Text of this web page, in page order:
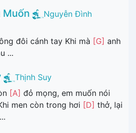
Muốn
Nguyễn Đình
đôi cánh tay Khi mà [G] anh
...
Thịnh Suy
[A] đỏ mọng, em muốn nói
men còn trong hơi [D] thở, lại